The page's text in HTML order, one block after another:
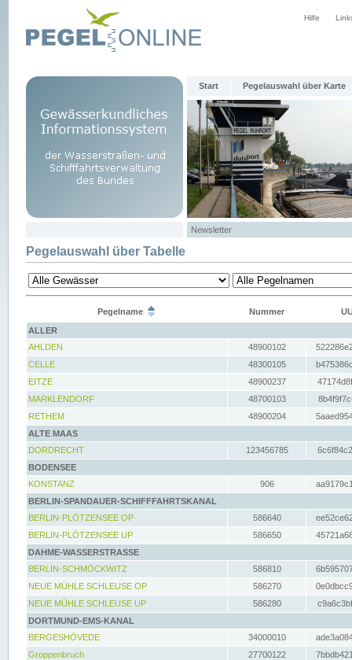
Hilfe
Start Pegelauswahl über Karte
Newsletter
Pegelauswahl über Tabelle
Pegelname Nummer
ALLER
AHLDEN
48900102
CELLE
48300105
EITZE
48900237
MARKLENDORF
48700103
RETHEM
48900204
ALTE MAAS
DORDRECHT
123456785
BODENSEE
KONSTANZ
906
BERLIN-SPANDAUER-SCHIFFFAHRTSKANAL
BERLIN-PLÖTZENSEE OP
586640
BERLIN-PLÖTZENSEE UP
586650
DAHME-WASSERSTRASSE
BERLIN-SCHMÖCKWITZ
586810
NEUE MÜHLE SCHLEUSE OP
586270
NEUE MÜHLE SCHLEUSE UP
586280
DORTMUND-EMS-KANAL
BERGESHÖVEDE
34000010
Groppenbruch
27700122